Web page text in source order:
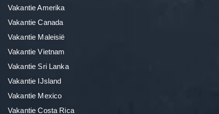
Vakantie Amerika
Vakantie Canada
Vakantie Maleisië
Vakantie Vietnam
Vakantie Sri Lanka
Vakantie IJsland
Vakantie Mexico
Vakantie Costa Rica